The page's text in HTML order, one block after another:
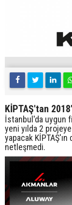
KİPTAŞ'tan
İstanbul'da uygun
yeni yılda 2
yapacak
netleşmedi.